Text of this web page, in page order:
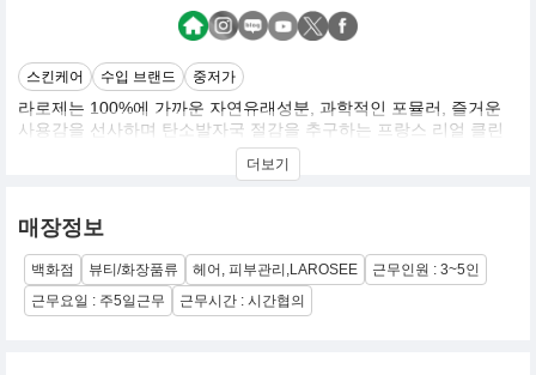
스킨케어 수입 브랜드 중저가
라로제는 100%에 가까운 자연유래성분, 과학적인 포뮬러, 즐거운
사용감을 선사하며 탄소발자국 절감을 추구하는 프랑스 리얼 클린
더보기
매장정보
백화점 뷰티/화장품류 헤어, 피부관리,LAROSEE
근무인원 : 3~5인
근무요일 : 주5일근무
근무시간 : 시간협의